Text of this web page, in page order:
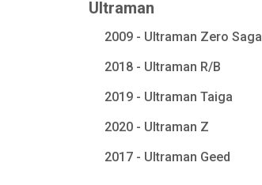
Ultraman
2009 - Ultraman Zero Saga
2018 - Ultraman R/B
2019 - Ultraman Taiga
2020 - Ultraman Z
2017 - Ultraman Geed